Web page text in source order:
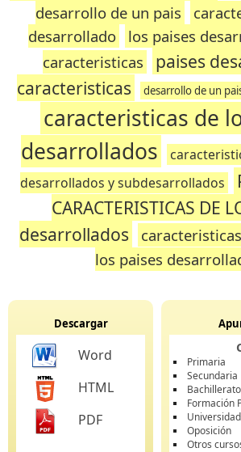
desarrollo de un pais
desarrollado
los paises
caracteristicas
paises
caracteristicas
desarrollo de un
caracteristicas de
desarrollados
desarrollados y subdesarrollados
CARACTERISTICAS DE
desarrollados
los paises
Descargar
Word
HTML
PDF
Primaria
Secundaria
Bachillerato
Formación
Universidad
Oposición
Otros